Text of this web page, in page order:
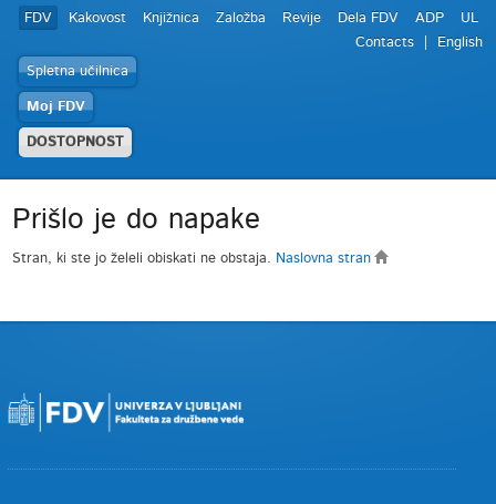
FDV Kakovost Knjižnica Založba Revije Dela FDV ADP
UL
Contacts
English
Spletna učilnica
Moj FDV
DOSTOPNOST
Prišlo je do napake
Stran, ki ste jo želeli obiskati ne obstaja. Naslovna stran